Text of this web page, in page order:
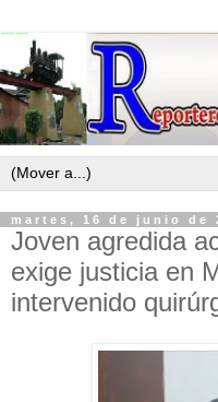
martes, 16 de junio de
Joven agredida
exige justicia en
intervenido